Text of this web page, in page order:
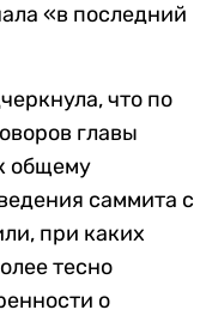
«в последний
что по
главы
общему
саммита с
при каких
тесно
о